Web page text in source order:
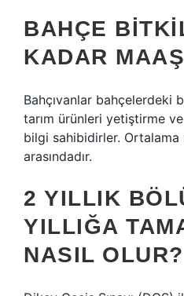
BAHÇE
KADAR
Bahçıvanlar bahçelerdeki
tarım ürünleri yetiştirme
bilgi sahibidirler. Ortalama
arasındadır.
2 YILLIK
YILLIĞA
NASIL OLUR?